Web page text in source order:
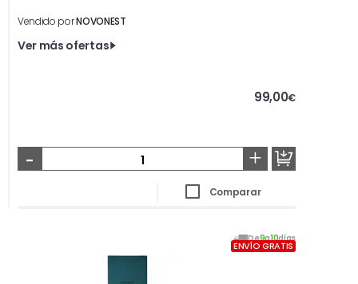
Vendido porNOVONEST
Ver más ofertas
99,00€
- +
Comparar
De9a10días
ENVÍO GRATIS